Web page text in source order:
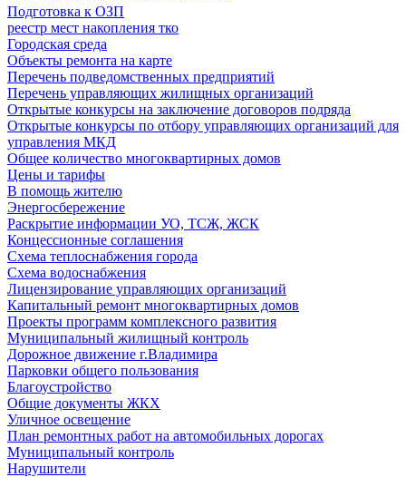
Подготовка к ОЗП
реестр мест накопления тко
Городская среда
Объекты ремонта на карте
Перечень подведомственных предприятий
Перечень управляющих жилищных организаций
Открытые конкурсы на заключение договоров подряда
Открытые конкурсы по отбору управляющих организаций для
управления МКД
Общее количество многоквартирных домов
Цены и тарифы
В помощь жителю
Энергосбережение
Раскрытие информации УО, ТСЖ, ЖСК
Концессионные соглашения
Схема теплоснабжения города
Схема водоснабжения
Лицензирование управляющих организаций
Капитальный ремонт многоквартирных домов
Проекты программ комплексного развития
Муниципальный жилищный контроль
Дорожное движение г.Владимира
Парковки общего пользования
Благоустройство
Общие документы ЖКХ
Уличное освещение
План ремонтных работ на автомобильных дорогах
Муниципальный контроль
Нарушители